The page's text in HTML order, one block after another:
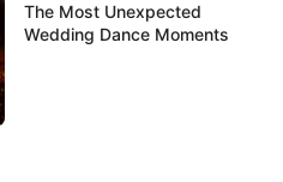
de la web: 07/08/2026
los derechos reservados.
The Most Unexpected
Wedding Dance Moments